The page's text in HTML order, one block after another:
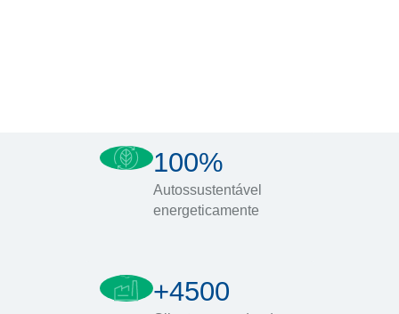
100%
Autossustentável
energeticamente
+4500